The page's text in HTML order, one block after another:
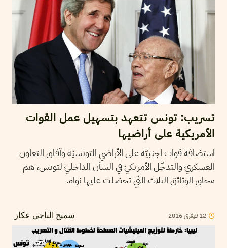
تسريب: تونس تتعهد بتسهيل عمل القوات
الأمريكية على أراضيها
استضافة قوات اجنبيّة على الأراضي التونسيّة وآفاق التعاون
العسكريّ والتدخّل الأمريكيّ في الشأن الداخليّ لتونس، هم
محاور الوثائق الثلاث التّي تحصّلت عليها نواة.
سميح الباجي عكاز 12 فيفري2016